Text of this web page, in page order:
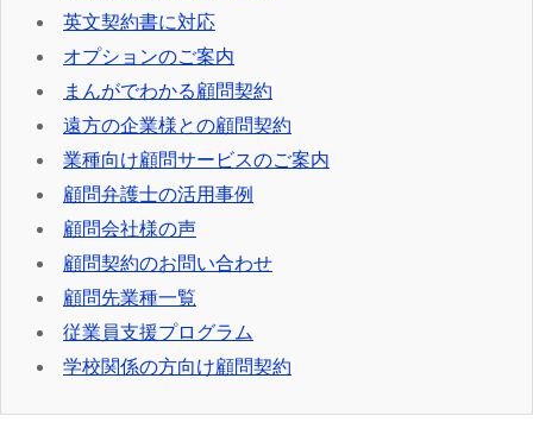
英文契約書に対応
オプションのご案内
まんがでわかる顧問契約
遠方の企業様との顧問契約
業種向け顧問サービスのご案内
顧問弁護士の活用事例
顧問会社様の声
顧問契約のお問い合わせ
顧問先業種一覧
従業員支援プログラム
学校関係の方向け顧問契約